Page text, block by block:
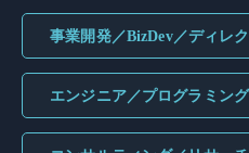
事業開発／BizDev／ディレ
エンジニア／プログラミング